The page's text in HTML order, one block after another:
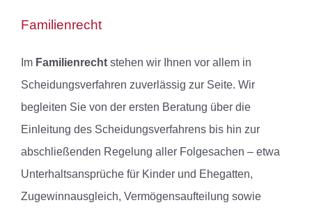
Familienrecht
Im Familienrecht stehen wir Ihnen vor allem in
Scheidungsverfahren zuverlässig zur Seite. Wir
begleiten Sie von der ersten Beratung über die
Einleitung des Scheidungsverfahrens bis hin zur
abschließenden Regelung aller Folgesachen – etwa
Unterhaltsansprüche für Kinder und Ehegatten,
Zugewinnausgleich, Vermögensaufteilung sowie